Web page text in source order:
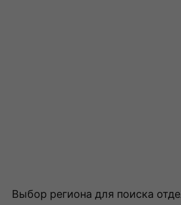
Выбор региона для поиска